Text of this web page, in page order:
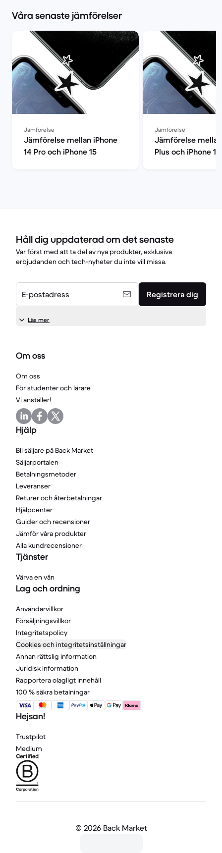
Våra senaste jämförelser
Jämförelse
Jämförelse mellan iPhone
14 Pro och iPhone 15
Jämförelse
Jämförelse mellan
Plus och iPhone 17
Håll dig uppdaterad om det senaste
Var först med att ta del av nya produkter, exklusiva
erbjudanden och tech-nyheter du inte vill missa.
E-postadress Registrera dig
Läs mer
Om oss
Om oss
För studenter och lärare
Vi anställer!
Hjälp
Bli säljare på Back Market
Säljarportalen
Betalningsmetoder
Leveranser
Returer och återbetalningar
Hjälpcenter
Guider och recensioner
Jämför våra produkter
Alla kundrecensioner
Tjänster
Värva en vän
Lag och ordning
Användarvillkor
Försäljningsvillkor
Integritetspolicy
Cookies och integritetsinställningar
Annan rättslig information
Juridisk information
Rapportera olagligt innehåll
100 % säkra betalningar
Hejsan!
Trustpilot
Medium
© 2026 Back Market